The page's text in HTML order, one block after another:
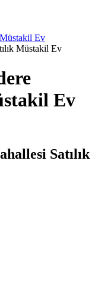
Ev
Müstakil Ev
Ev
Satılık